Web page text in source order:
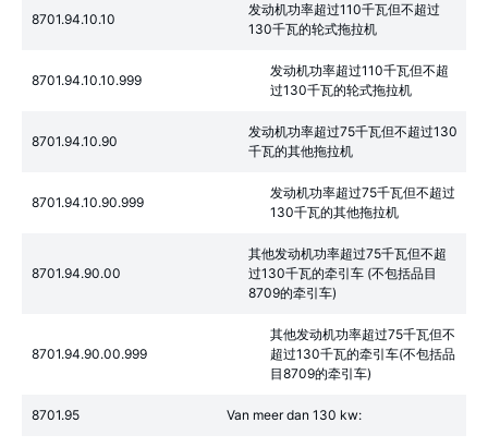
8701.94.10.10
发动机功率超过110千瓦但不超过
130千瓦的轮式拖拉机
8701.94.10.10.999
发动机功率超过110千瓦但不超
过130千瓦的轮式拖拉机
8701.94.10.90
发动机功率超过75千瓦但不超过130
千瓦的其他拖拉机
8701.94.10.90.999
发动机功率超过75千瓦但不超过
130千瓦的其他拖拉机
8701.94.90.00
其他发动机功率超过75千瓦但不超
过130千瓦的牵引车 (不包括品目
8709的牵引车)
8701.94.90.00.999
其他发动机功率超过75千瓦但不
超过130千瓦的牵引车(不包括品
目8709的牵引车)
8701.95 Van meer dan 130 kw: